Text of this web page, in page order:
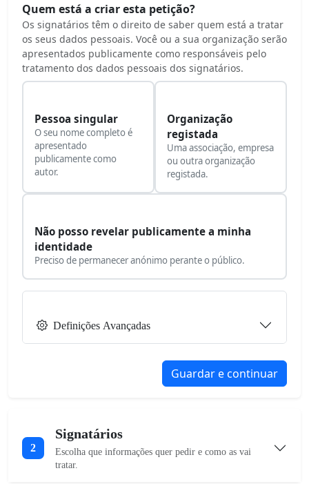
Quem está a criar esta petição?
Os signatários têm o direito de saber quem está a tratar
os seus dados pessoais. Você ou a sua organização serão
apresentados publicamente como responsáveis pelo
tratamento dos dados pessoais dos signatários.
Pessoa singular
O seu nome completo é
apresentado
publicamente como
autor.
Organização
registada
Uma associação, empresa
ou outra organização
registada.
Não posso revelar publicamente a minha
identidade
Preciso de permanecer anónimo perante o público.
Definições Avançadas
Guardar e continuar
2
Signatários
Escolha que informações quer pedir e como as vai
tratar.